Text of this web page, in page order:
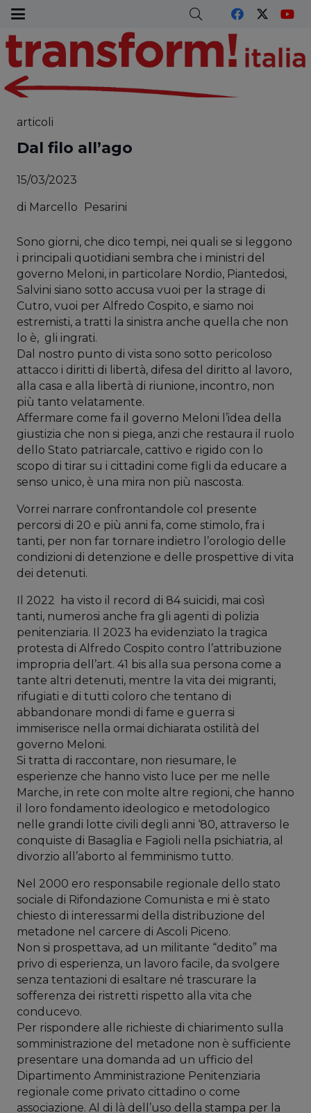
articoli
Dal filo all’ago
15/03/2023
di Marcello Pesarini
Sono giorni, che dico tempi, nei quali se si leggono
i principali quotidiani sembra che i ministri del
governo Meloni, in particolare Nordio, Piantedosi,
Salvini siano sotto accusa vuoi per la strage di
Cutro, vuoi per Alfredo Cospito, e siamo noi
estremisti, a tratti la sinistra anche quella che non
lo è, gli ingrati.
Dal nostro punto di vista sono sotto pericoloso
attacco i diritti di libertà, difesa del diritto al lavoro,
alla casa e alla libertà di riunione, incontro, non
più tanto velatamente.
Affermare come fa il governo Meloni l’idea della
giustizia che non si piega, anzi che restaura il ruolo
dello Stato patriarcale, cattivo e rigido con lo
scopo di tirar su i cittadini come figli da educare a
senso unico, è una mira non più nascosta.
Vorrei narrare confrontandole col presente
percorsi di 20 e più anni fa, come stimolo, fra i
tanti, per non far tornare indietro l’orologio delle
condizioni di detenzione e delle prospettive di vita
dei detenuti.
Il 2022 ha visto il record di 84 suicidi, mai così
tanti, numerosi anche fra gli agenti di polizia
penitenziaria. Il 2023 ha evidenziato la tragica
protesta di Alfredo Cospito contro l’attribuzione
impropria dell’art. 41 bis alla sua persona come a
tante altri detenuti, mentre la vita dei migranti,
rifugiati e di tutti coloro che tentano di
abbandonare mondi di fame e guerra si
immiserisce nella ormai dichiarata ostilità del
governo Meloni.
Si tratta di raccontare, non riesumare, le
esperienze che hanno visto luce per me nelle
Marche, in rete con molte altre regioni, che hanno
il loro fondamento ideologico e metodologico
nelle grandi lotte civili degli anni ‘80, attraverso le
conquiste di Basaglia e Fagioli nella psichiatria, al
divorzio all’aborto al femminismo tutto.
Nel 2000 ero responsabile regionale dello stato
sociale di Rifondazione Comunista e mi è stato
chiesto di interessarmi della distribuzione del
metadone nel carcere di Ascoli Piceno.
Non si prospettava, ad un militante “dedito” ma
privo di esperienza, un lavoro facile, da svolgere
senza tentazioni di esaltare né trascurare la
sofferenza dei ristretti rispetto alla vita che
conducevo.
Per rispondere alle richieste di chiarimento sulla
somministrazione del metadone non è sufficiente
presentare una domanda ad un ufficio del
Dipartimento Amministrazione Penitenziaria
regionale come privato cittadino o come
associazione. Al di là dell’uso della stampa per la